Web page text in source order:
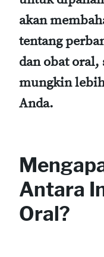
akan
tentang
dan obat oral,
mungkin
Anda.
Antara
Oral?